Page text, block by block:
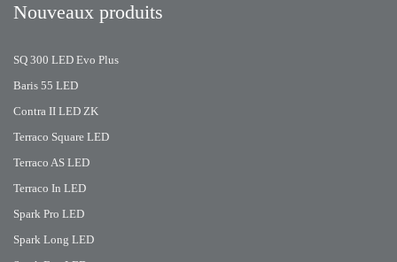
Nouveaux produits
SQ 300 LED Evo Plus
Baris 55 LED
Contra II LED ZK
Terraco Square LED
Terraco AS LED
Terraco In LED
Spark Pro LED
Spark Long LED